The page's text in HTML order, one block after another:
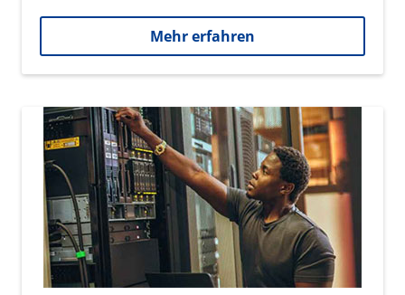
Mehr erfahren